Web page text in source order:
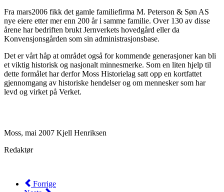
Fra mars2006 fikk det gamle familiefirma M. Peterson & Søn AS
nye eiere etter mer enn 200 år i samme familie. Over 130 av disse
årene har bedriften brukt Jernverkets hovedgård eller da
Konvensjonsgården som sin administrasjonsbase.
Det er vårt håp at området også for kommende generasjoner kan bli
et viktig historisk og nasjonalt minnesmerke. Som en liten hjelp til
dette formålet har derfor Moss Historielag satt opp en kortfattet
gjennomgang av historiske hendelser og om mennesker som har
levd og virket på Verket.
Moss, mai 2007 Kjell Henriksen
Redaktør
Forrige